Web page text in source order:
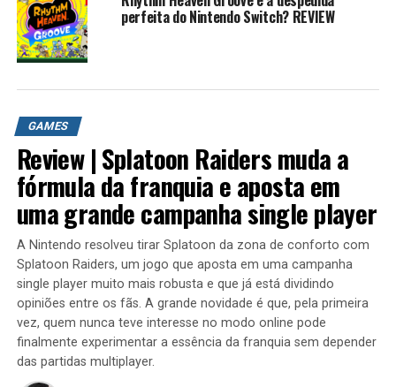
23. Etrian Mystery Dungeon
24. Fantasy Life
25. Fire Emblem Awakening
26. Fire Emblem Fates
28. Gunman Clive 2
29. Gurumin 3D: A Monstrous Adventure
30. Harvest Moon 3D: A New Beginning
31.Story of Seasons
32. Hatsune Miku: Project Mirai DX
33. Hyrule Warriors Legends
34. Kid Icarus: Uprising
35. Kingdom Hearts 3D: Dream Drop Distance
36. Kirby: Triple Deluxe
37. Kirby: Planet Robobot
38. Kokuga
39. Luigi’s Mansion: Dark Moon
perfeita do Nintendo Switch? REVIEW
GAMES
Review | Splatoon Raiders muda a
fórmula da franquia e aposta em
uma grande campanha single player
A Nintendo resolveu tirar Splatoon da zona de conforto com
Splatoon Raiders, um jogo que aposta em uma campanha
single player muito mais robusta e que já está dividindo
opiniões entre os fãs. A grande novidade é que, pela primeira
vez, quem nunca teve interesse no modo online pode
finalmente experimentar a essência da franquia sem depender
das partidas multiplayer.